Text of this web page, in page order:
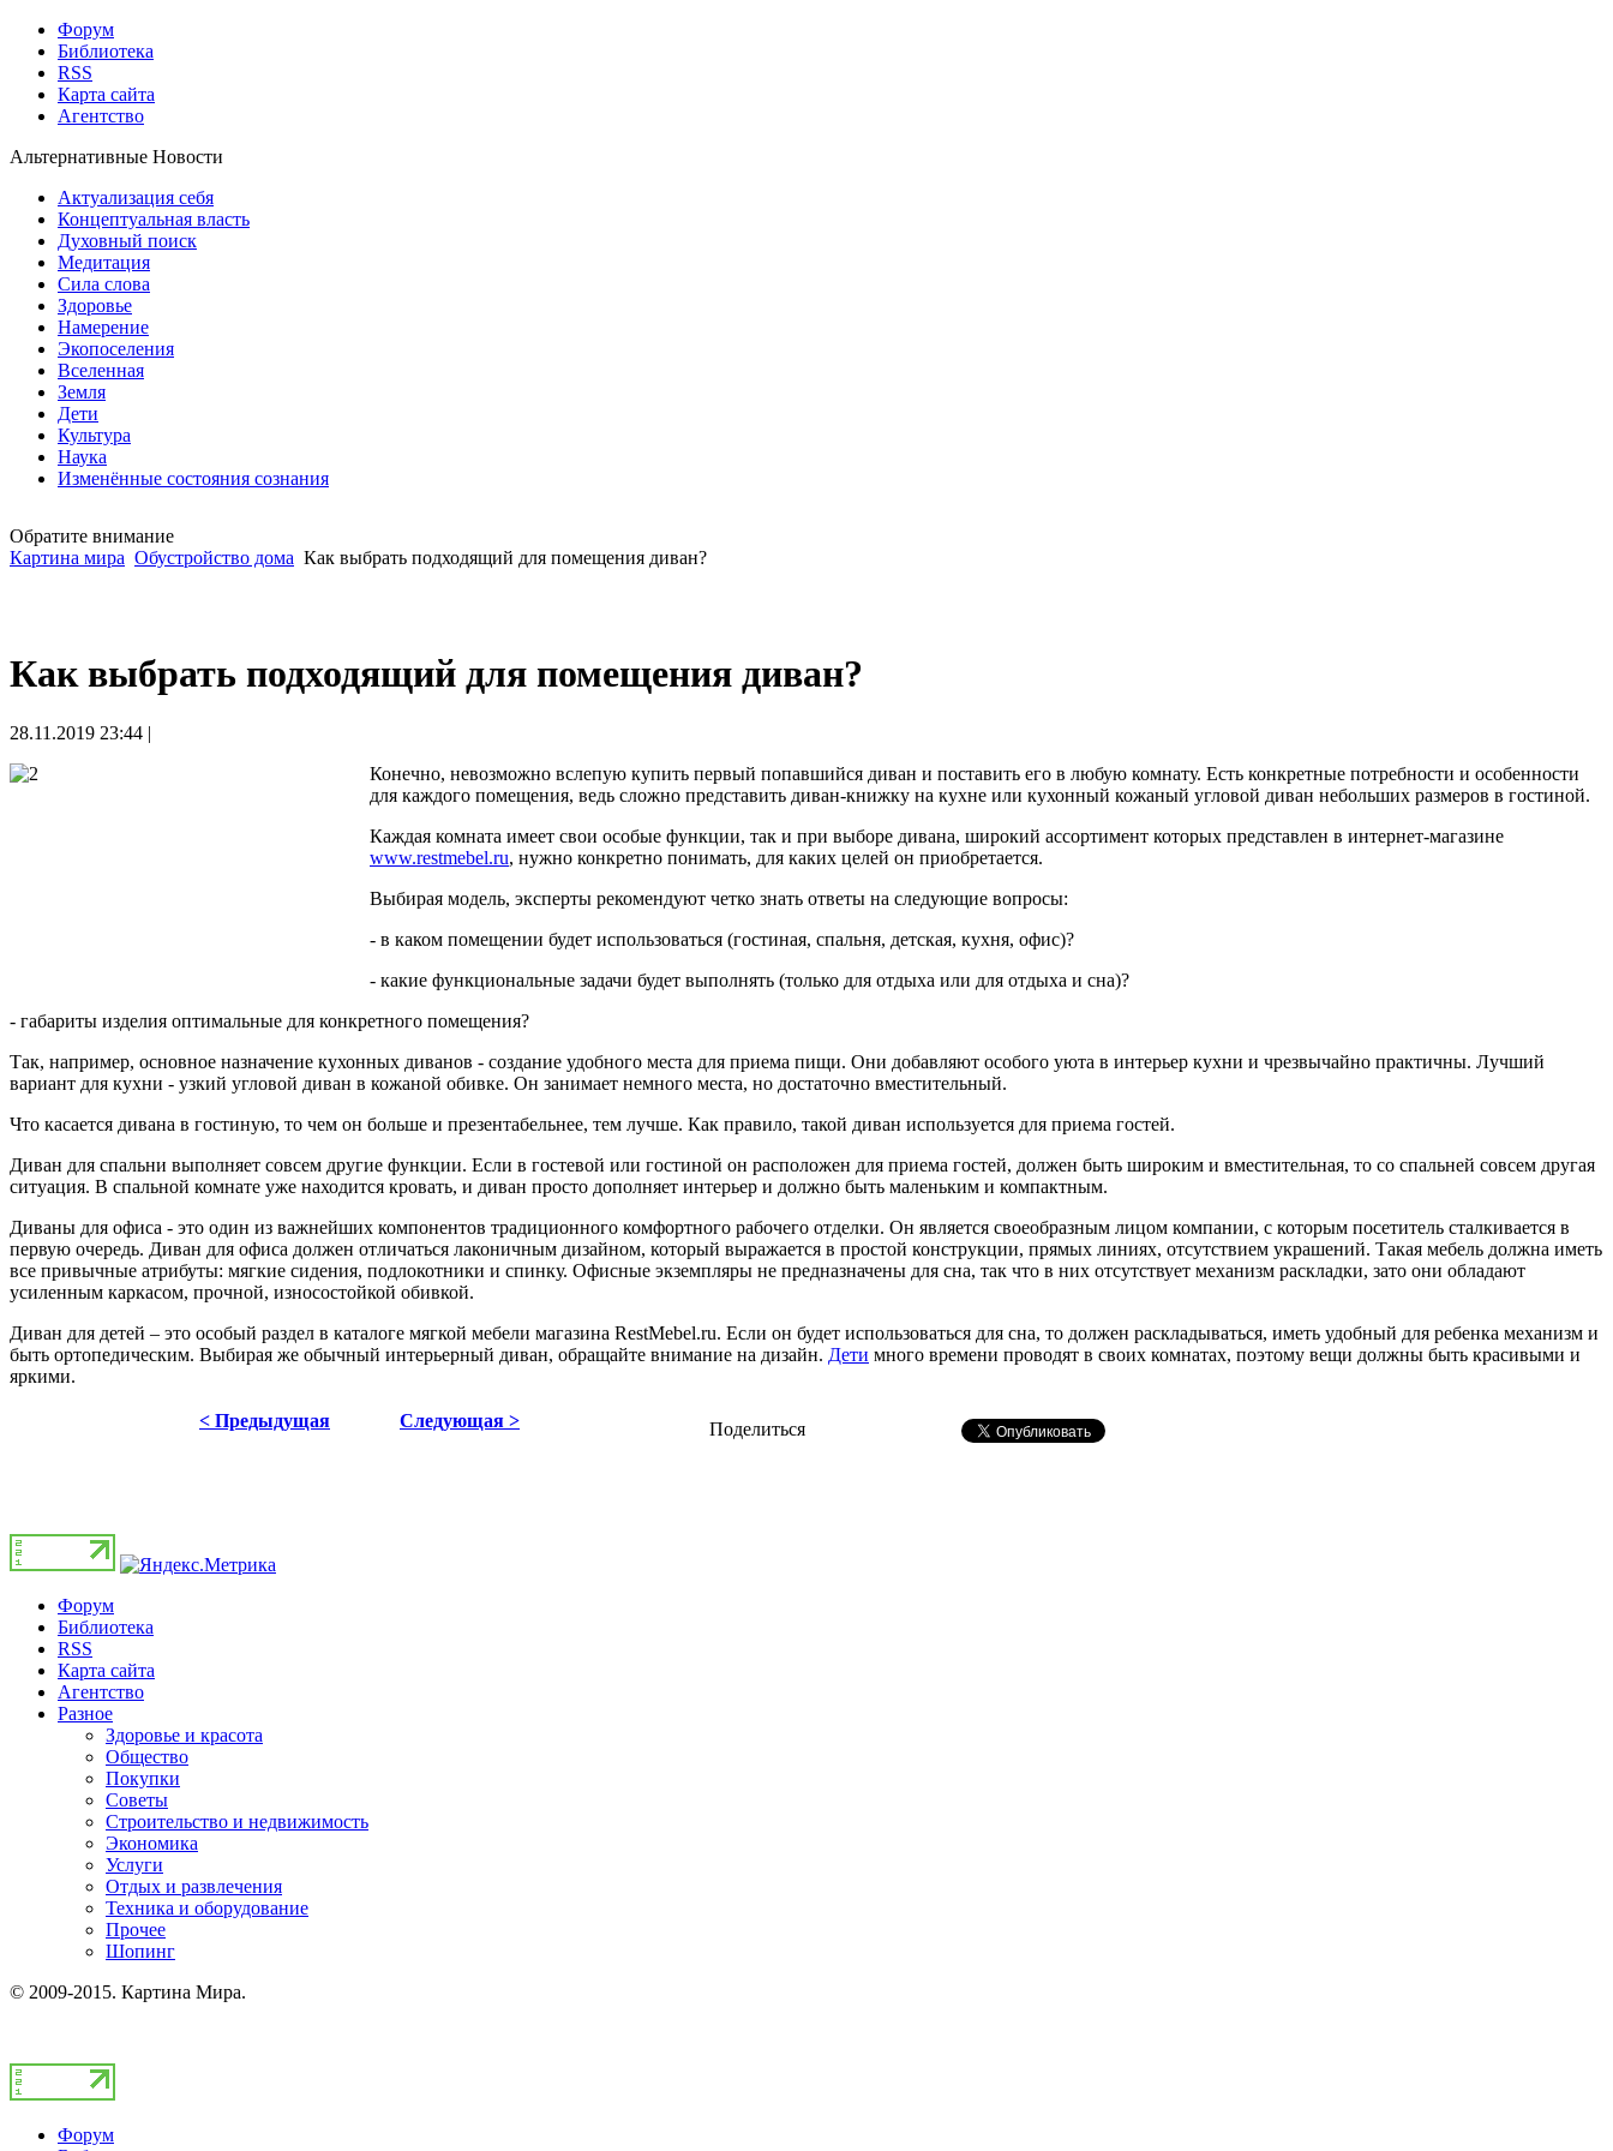
Форум
Библиотека
RSS
Карта сайта
Агентство
Альтернативные Новости
Актуализация себя
Концептуальная власть
Духовный поиск
Медитация
Сила слова
Здоровье
Намерение
Экопоселения
Вселенная
Земля
Дети
Культура
Наука
Изменённые состояния сознания
Обратите внимание
Картина мира Обустройство дома Как выбрать подходящий для помещения диван?
Как выбрать подходящий для помещения диван?
28.11.2019 23:44 |
Конечно, невозможно вслепую купить первый попавшийся диван и поставить его в любую комнату. Есть конкретные потребности и особенности
для каждого помещения, ведь сложно представить диван-книжку на кухне или кухонный кожаный угловой диван небольших размеров в гостиной.
Каждая комната имеет свои особые функции, так и при выборе дивана, широкий ассортимент которых представлен в интернет-магазине
www.restmebel.ru, нужно конкретно понимать, для каких целей он приобретается.
Выбирая модель, эксперты рекомендуют четко знать ответы на следующие вопросы:
- в каком помещении будет использоваться (гостиная, спальня, детская, кухня, офис)?
- какие функциональные задачи будет выполнять (только для отдыха или для отдыха и сна)?
- габариты изделия оптимальные для конкретного помещения?
Так, например, основное назначение кухонных диванов - создание удобного места для приема пищи. Они добавляют особого уюта в интерьер кухни и чрезвычайно практичны. Лучший
вариант для кухни - узкий угловой диван в кожаной обивке. Он занимает немного места, но достаточно вместительный.
Что касается дивана в гостиную, то чем он больше и презентабельнее, тем лучше. Как правило, такой диван используется для приема гостей.
Диван для спальни выполняет совсем другие функции. Если в гостевой или гостиной он расположен для приема гостей, должен быть широким и вместительная, то со спальней совсем другая
ситуация. В спальной комнате уже находится кровать, и диван просто дополняет интерьер и должно быть маленьким и компактным.
Диваны для офиса - это один из важнейших компонентов традиционного комфортного рабочего отделки. Он является своеобразным лицом компании, с которым посетитель сталкивается в
первую очередь. Диван для офиса должен отличаться лаконичным дизайном, который выражается в простой конструкции, прямых линиях, отсутствием украшений. Такая мебель должна иметь
все привычные атрибуты: мягкие сидения, подлокотники и спинку. Офисные экземпляры не предназначены для сна, так что в них отсутствует механизм раскладки, зато они обладают
усиленным каркасом, прочной, износостойкой обивкой.
Диван для детей – это особый раздел в каталоге мягкой мебели магазина RestMebel.ru. Если он будет использоваться для сна, то должен раскладываться, иметь удобный для ребенка механизм и
быть ортопедическим. Выбирая же обычный интерьерный диван, обращайте внимание на дизайн. Дети много времени проводят в своих комнатах, поэтому вещи должны быть красивыми и
яркими.
Поделиться
< Предыдущая Следующая >
Форум
Библиотека
RSS
Карта сайта
Агентство
Разное
Здоровье и красота
Общество
Покупки
Советы
Строительство и недвижимость
Экономика
Услуги
Отдых и развлечения
Техника и оборудование
Прочее
Шопинг
© 2009-2015. Картина Мира.
Форум